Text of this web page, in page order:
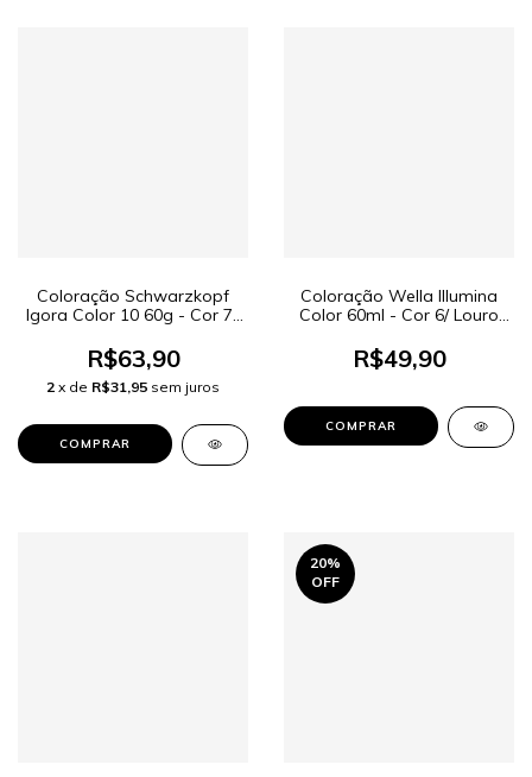
Coloração Schwarzkopf
Igora Color 10 60g - Cor 7-
R$63,90
2 x de R$31,95 sem juros
Coloração Wella Illumina
Color 60ml - Cor 6/ Louro
R$49,90
20%
OFF